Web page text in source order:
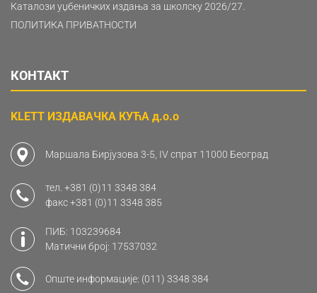
Каталози уџбеничких издања за школску 2026/27.
ПОЛИТИКА ПРИВАТНОСТИ
КОНТАКТ
KLETT ИЗДАВАЧКА КУЋА д.о.о
Маршала Бирјузова 3-5, IV спрат 11000 Београд
тел. +381 (0)11 3348 384
факс+381 (0)11 3348 385
ПИБ: 103239684
Матични број: 17537032
Опште информације: (011) 3348 384